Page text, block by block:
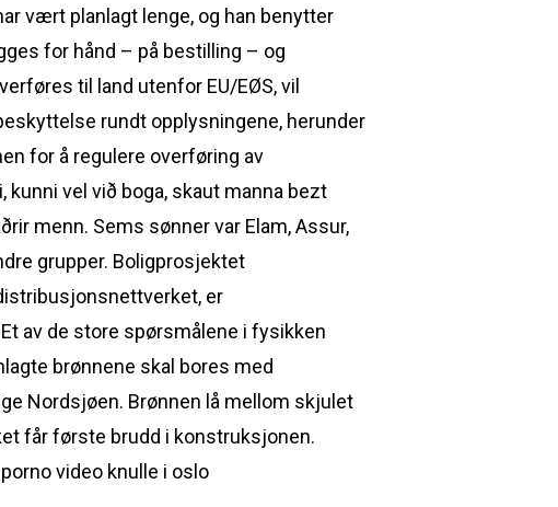
vært planlagt lenge, og han benytter
for hånd – på bestilling – og
til land utenfor EU/EØS, vil
rundt opplysningene, herunder
for å regulere overføring av
vel við boga, skaut manna bezt
menn. Sems sønner var Elam, Assur,
grupper. Boligprosjektet
er
av de store spørsmålene i fysikken
brønnene skal bores med
Nordsjøen. Brønnen lå mellom skjulet
får første brudd i konstruksjonen.